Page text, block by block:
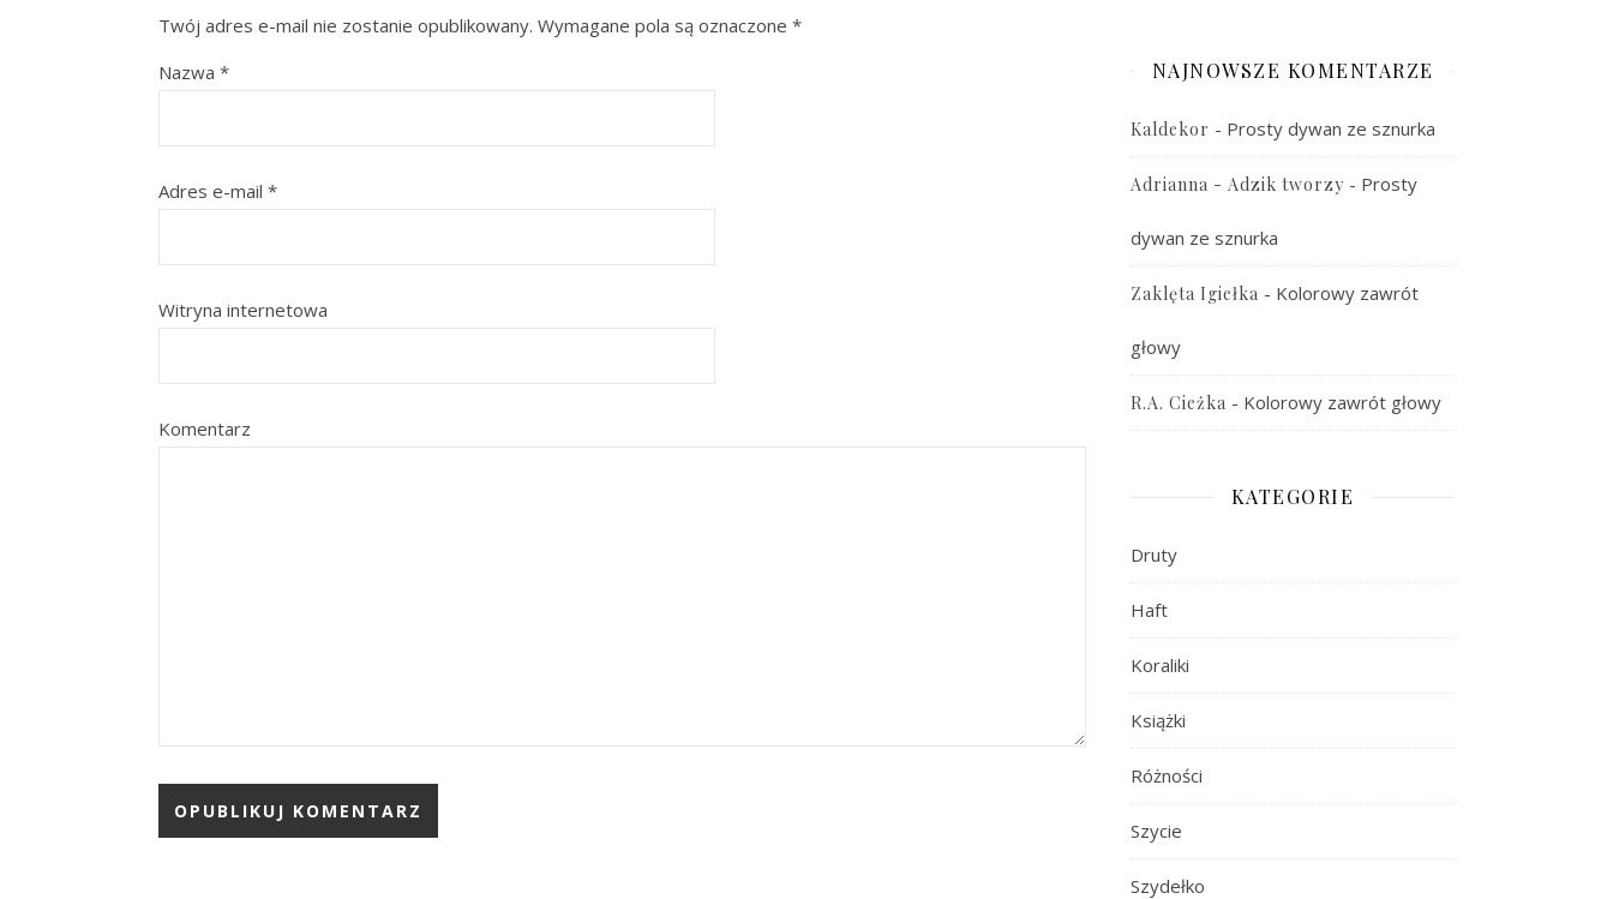
Twój adres e-mail nie zostanie opublikowany. Wymagane pola są oznaczone *
Nazwa *
Adres e-mail *
Witryna internetowa
Komentarz
NAJNOWSZE KOMENTARZE
Kaldekor - Prosty dywan ze sznurka
Adrianna - Adzik tworzy - Prosty
dywan ze sznurka
Zaklęta Igiełka - Kolorowy zawrót
głowy
R.A. Cieżka - Kolorowy zawrót głowy
KATEGORIE
Druty
Haft
Koraliki
Książki
Różności
Szycie
Szydełko